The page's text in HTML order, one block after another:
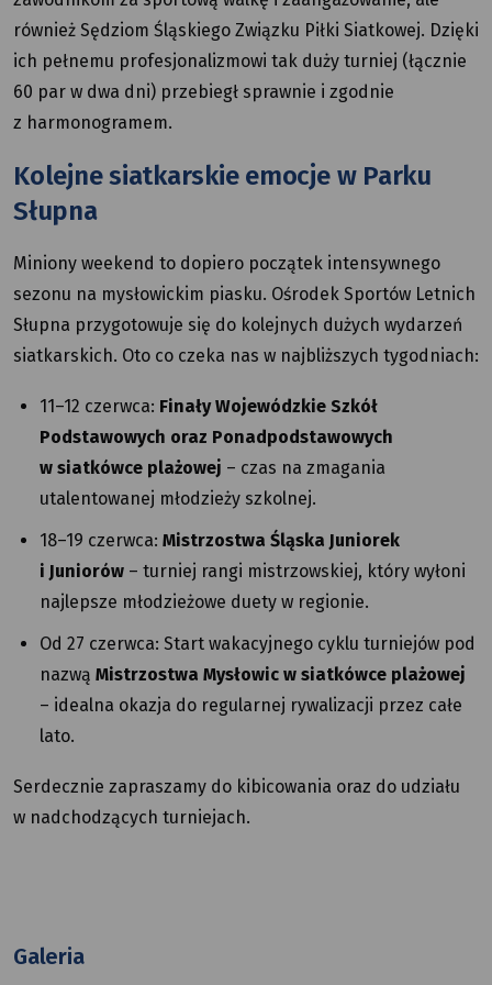
również Sędziom Śląskiego Związku Piłki Siatkowej. Dzięki
ich pełnemu profesjonalizmowi tak duży turniej (łącznie
60 par w dwa dni) przebiegł sprawnie i zgodnie
z harmonogramem.
Kolejne siatkarskie emocje w Parku
Słupna
Miniony weekend to dopiero początek intensywnego
sezonu na mysłowickim piasku. Ośrodek Sportów Letnich
Słupna przygotowuje się do kolejnych dużych wydarzeń
siatkarskich. Oto co czeka nas w najbliższych tygodniach:
11–12 czerwca: Finały Wojewódzkie Szkół
Podstawowych oraz Ponadpodstawowych
w siatkówce plażowej – czas na zmagania
utalentowanej młodzieży szkolnej.
18–19 czerwca: Mistrzostwa Śląska Juniorek
i Juniorów – turniej rangi mistrzowskiej, który wyłoni
najlepsze młodzieżowe duety w regionie.
Od 27 czerwca: Start wakacyjnego cyklu turniejów pod
nazwą Mistrzostwa Mysłowic w siatkówce plażowej
– idealna okazja do regularnej rywalizacji przez całe
lato.
Serdecznie zapraszamy do kibicowania oraz do udziału
w nadchodzących turniejach.
Galeria